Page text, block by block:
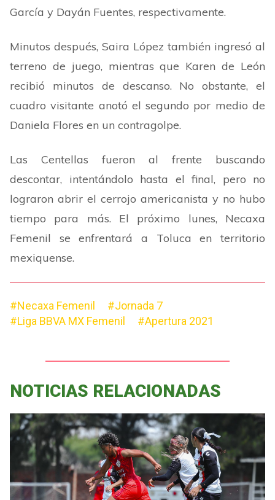
García y Dayán Fuentes, respectivamente.
Minutos después, Saira López también ingresó al
terreno de juego, mientras que Karen de León
recibió minutos de descanso. No obstante, el
cuadro visitante anotó el segundo por medio de
Daniela Flores en un contragolpe.
Las Centellas fueron al frente buscando
descontar, intentándolo hasta el final, pero no
lograron abrir el cerrojo americanista y no hubo
tiempo para más. El próximo lunes, Necaxa
Femenil se enfrentará a Toluca en territorio
mexiquense.
#Necaxa Femenil
#Jornada 7
#Liga BBVA MX Femenil
#Apertura 2021
NOTICIAS RELACIONADAS